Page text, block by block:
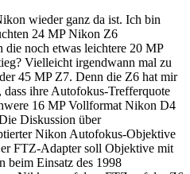
wieder ganz da ist. Ich bin
24 MP Nikon Z6
die noch etwas leichtere 20 MP
Vielleicht irgendwann mal zu
45 MP Z7. Denn die Z6 hat mir
ihre Autofokus-Trefferquote
16 MP Vollformat Nikon D4
Diskussion über
Nikon Autofokus-Objektive
FTZ-Adapter soll Objektive mit
beim Einsatz des 1998